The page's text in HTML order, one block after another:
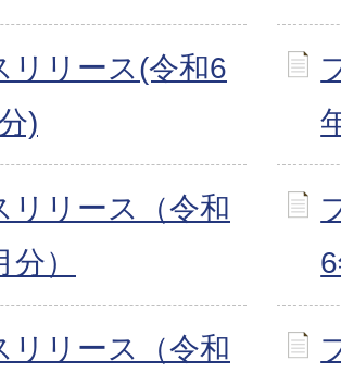
リリース(令和6
)
リリース（令和
）
リリース（令和